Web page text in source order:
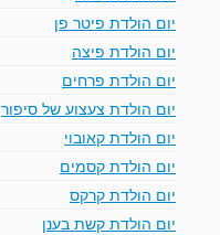
יום הולדת פיטר פן
יום הולדת פיצה
יום הולדת פרחים
יום הולדת צעצוע של סיפור
יום הולדת קאובוי
יום הולדת קסמים
יום הולדת קרקס
יום הולדת קשת בענן